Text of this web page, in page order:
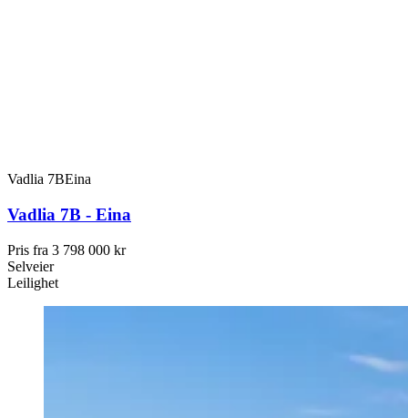
Vadlia 7BEina
Vadlia 7B - Eina
Pris fra 3 798 000 kr
Selveier
Leilighet